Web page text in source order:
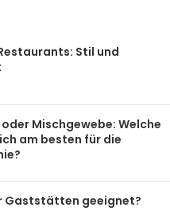
Stil und
Mischgewebe: Welche
am besten für die
Gaststätten geeignet?